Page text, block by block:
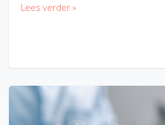
Lees verder »